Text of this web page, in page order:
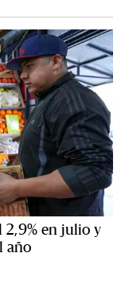
2,9% en julio y
año